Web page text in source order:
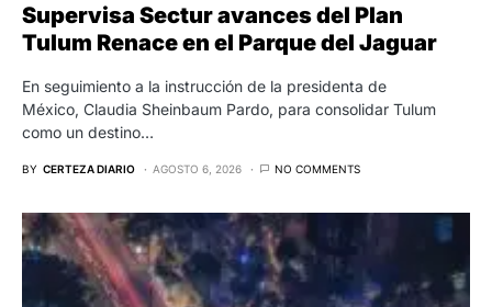
Supervisa Sectur avances del Plan
Tulum Renace en el Parque del Jaguar
En seguimiento a la instrucción de la presidenta de
México, Claudia Sheinbaum Pardo, para consolidar Tulum
como un destino…
BY CERTEZA DIARIO AGOSTO 6, 2026 NO COMMENTS